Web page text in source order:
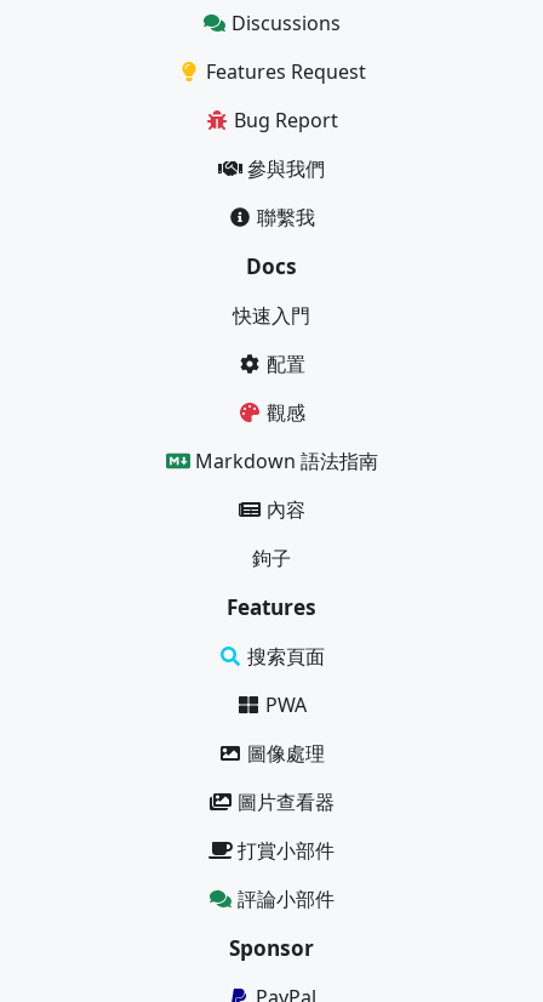
Discussions
Features Request
Bug Report
參與我們
聯繫我
Docs
快速入門
配置
觀感
Markdown 語法指南
內容
鉤子
Features
搜索頁面
PWA
圖像處理
圖片查看器
打賞小部件
評論小部件
Sponsor